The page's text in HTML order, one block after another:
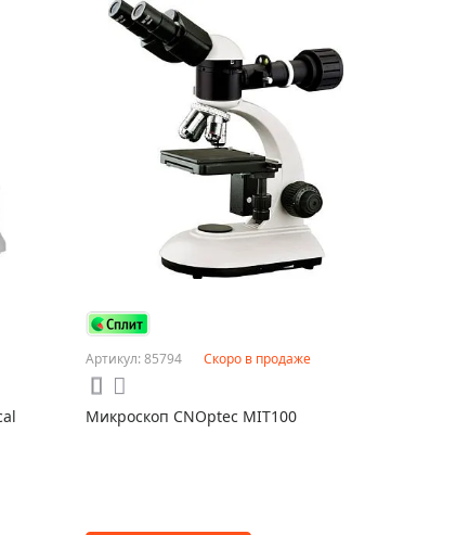
Артикул: 85794 Скоро в продаже
Микроскоп CNOptec MIT100